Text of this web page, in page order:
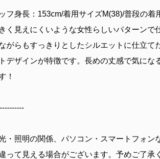
フ身長：153cm/着用サイズM(38)/普段の着
く見えにくいような女性らしいパターンで
がらもすっきりとしたシルエットに仕立て
デザインが特徴です。長めの丈感で気にな
！
・照明の関係、パソコン・スマートフォン
って見える場合がございます。予めご了承